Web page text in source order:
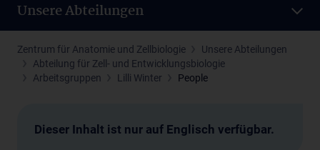
Unsere Abteilungen
Zentrum für Anatomie und Zellbiologie
Unsere Abteilungen
Abteilung für Zell- und Entwicklungsbiologie
Arbeitsgruppen
Lilli Winter People
Dieser Inhalt ist nur auf Englisch verfügbar.